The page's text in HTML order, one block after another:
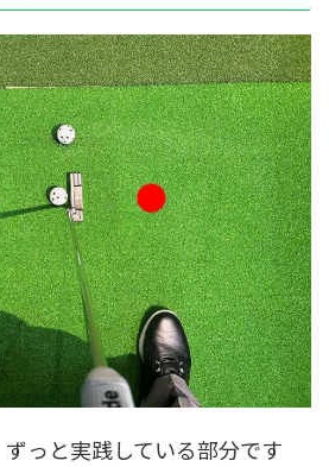
っと実践している部分です